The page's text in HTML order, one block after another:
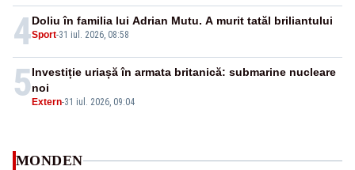
4Sport-31 iul. 2026, 08:58
Doliu în familia lui Adrian Mutu. A murit tatăl briliantului
5 Extern-31 iul. 2026, 09:04
Investiție uriașă în armata britanică: submarine nucleare
noi
MONDEN